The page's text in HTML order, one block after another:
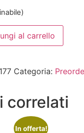
al carrello
Categoria:
correlati
In offerta!